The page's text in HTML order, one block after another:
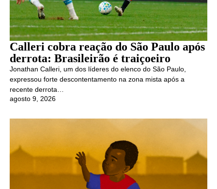
Calleri cobra reação do São Paulo após
derrota: Brasileirão é traiçoeiro
Jonathan Calleri, um dos líderes do elenco do São Paulo,
expressou forte descontentamento na zona mista após a
recente derrota…
agosto 9, 2026